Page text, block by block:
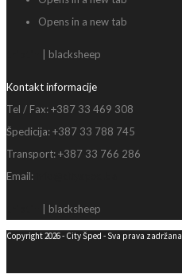
Opens in a new tab
| blacksheep
Kontakt informacije
Tel / Fax: +387 33 469 308
Špedicija: +387 33 788 745
Transport: +387 33 766 286
Email:
| blacksheep
Copyright 2026 - City Šped - Sva prava zadržana